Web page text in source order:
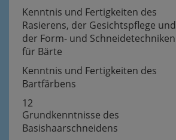
Kenntnis und Fertigkeiten des
Rasierens, der Gesichtspflege und
der Form- und Schneidetechniken
für Bärte
Kenntnis und Fertigkeiten des
Bartfärbens
12
Grundkenntnisse des
Basishaarschneidens